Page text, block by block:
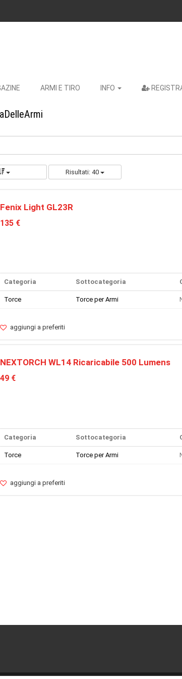
ARMI E TIRO INFO
Risultati: 40
Fenix Light GL23R
135 €
Categoria Sottocategoria
Torce Torce per Armi
aggiungi a preferiti
NEXTORCH WL14 Ricaricabile 500 Lumens
49 €
Categoria Sottocategoria
Torce Torce per Armi
aggiungi a preferiti